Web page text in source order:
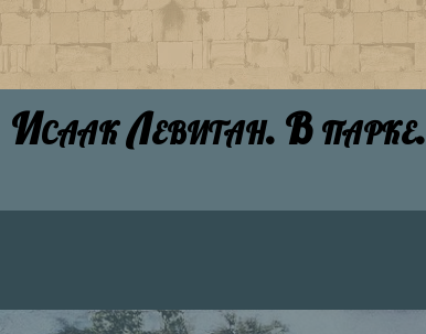
Исаак Левитан. В парке.